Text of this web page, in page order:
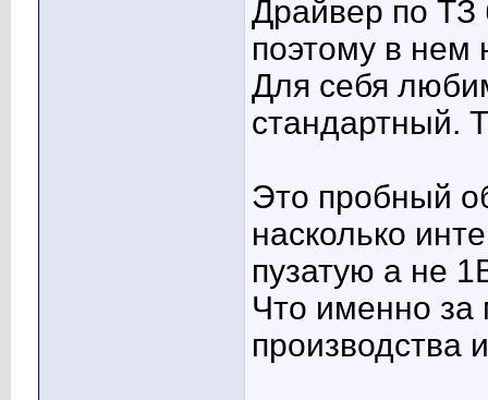
Драйвер по
поэтому в нем
Для себя
стандартный.
Это пробный
насколько
пузатую а не
Что именно за
производства